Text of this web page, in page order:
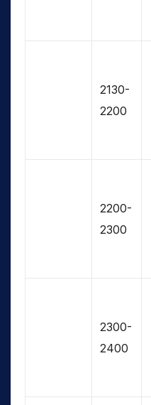
2130-
2200
2200-
2300
2300-
2400